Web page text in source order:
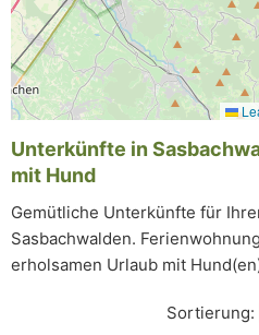
Unterkünfte in
mit Hund
Gemütliche Unterkünfte für
Sasbachwalden.
erholsamen Urlaub mit
Sortierung: